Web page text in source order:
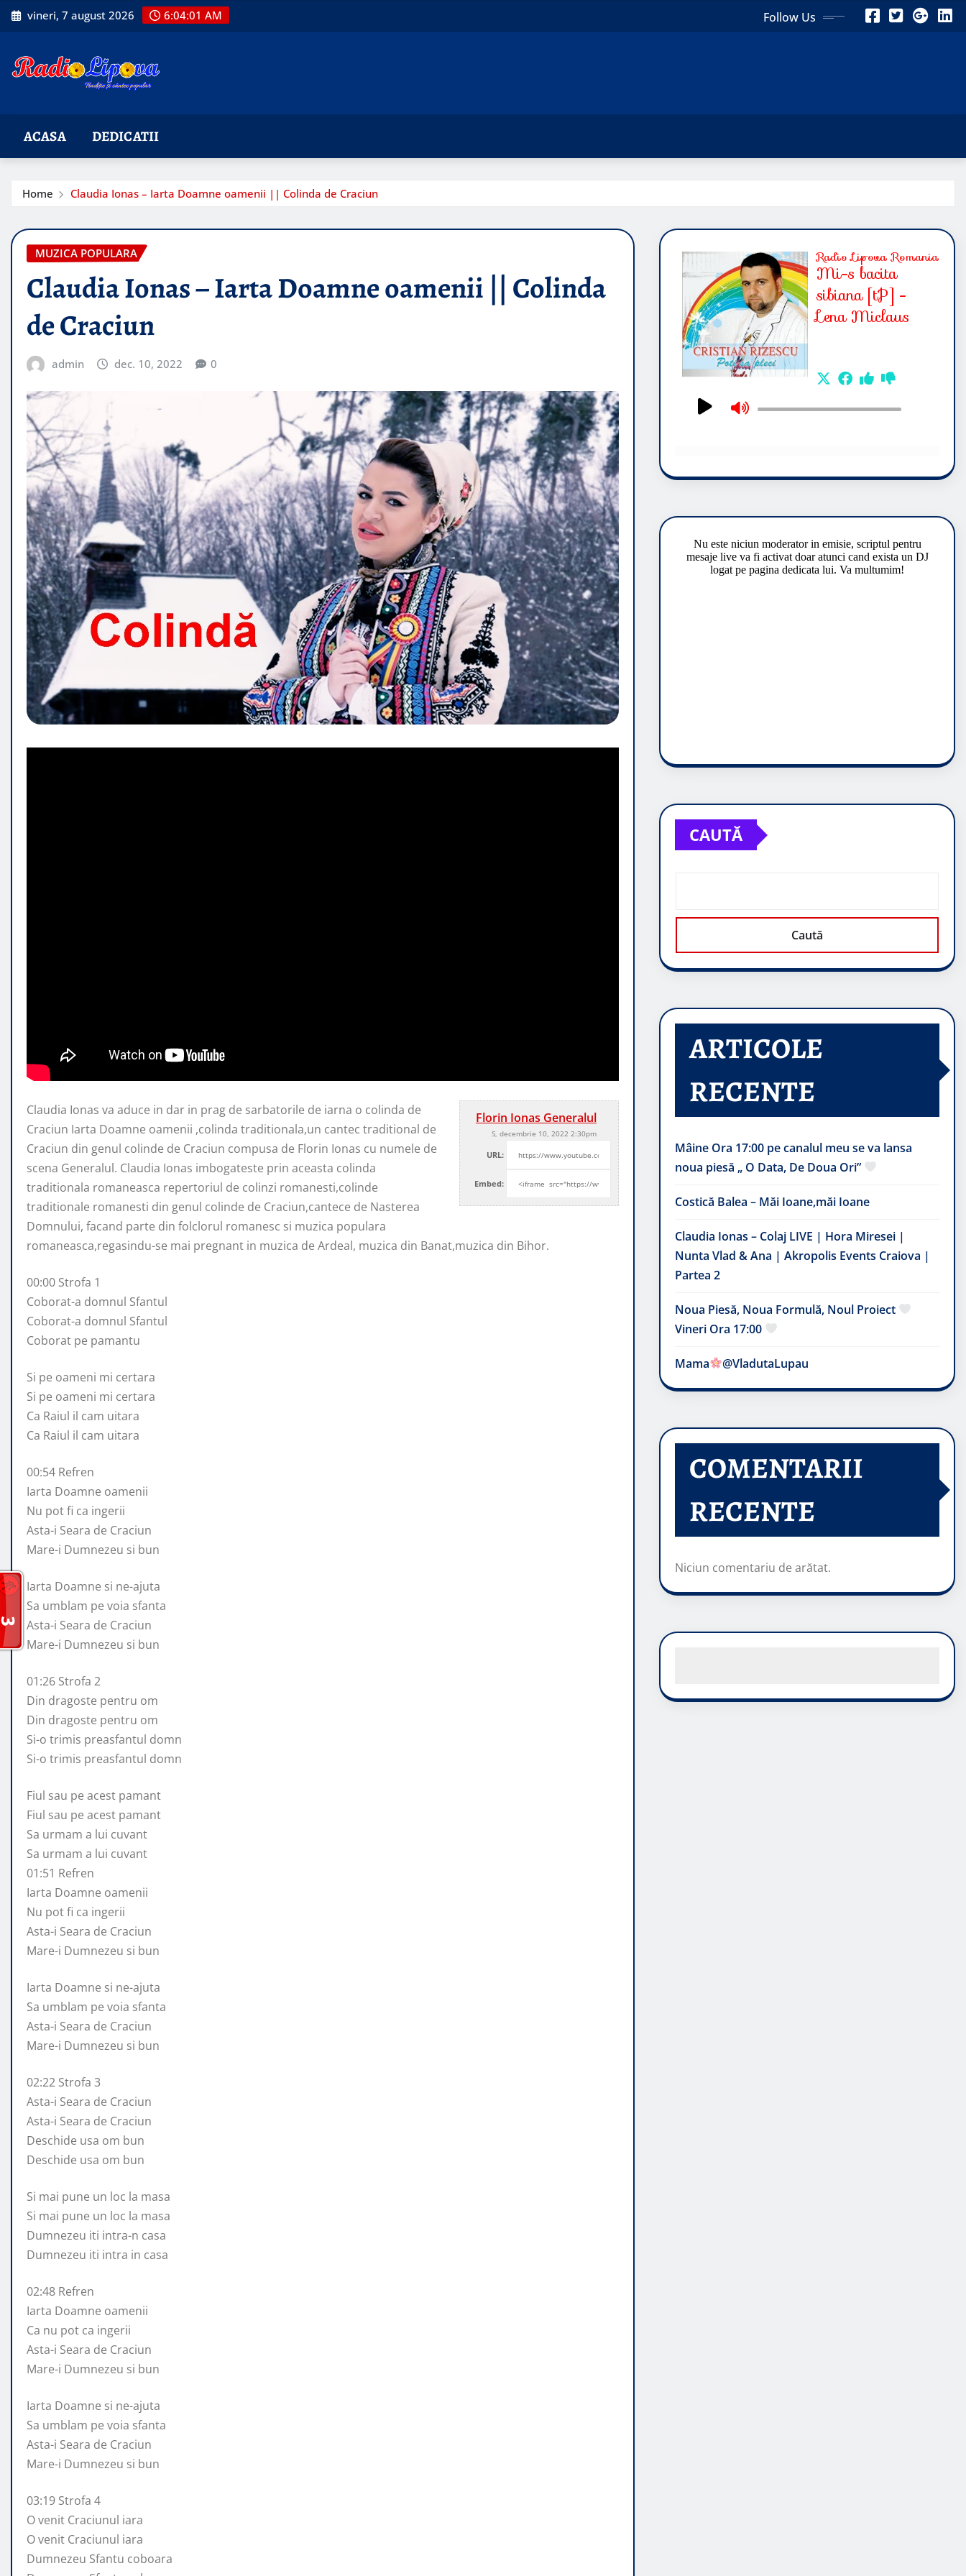
Skip
to
vineri, 7 august 2026 6:04:02 AM Follow Us
ACASA DEDICATII
Home Claudia Ionas – Iarta Doamne oamenii || Colinda de Craciun
MUZICA POPULARA
Claudia Ionas – Iarta Doamne oamenii || Colinda
de Craciun
admin dec. 10, 2022 0
Florin Ionas Generalul
S, decembrie 10, 2022 2:30pm
URL:
Embed:
Claudia Ionas va aduce in dar in prag de sarbatorile de iarna o colinda de
Craciun Iarta Doamne oamenii ,colinda traditionala,un cantec traditional de
Craciun din genul colinde de Craciun compusa de Florin Ionas cu numele de
scena Generalul. Claudia Ionas imbogateste prin aceasta colinda
traditionala romaneasca repertoriul de colinzi romanesti,colinde
traditionale romanesti din genul colinde de Craciun,cantece de Nasterea
Domnului, facand parte din folclorul romanesc si muzica populara
romaneasca,regasindu-se mai pregnant in muzica de Ardeal, muzica din Banat,muzica din Bihor.
00:00 Strofa 1
Coborat-a domnul Sfantul
Coborat-a domnul Sfantul
Coborat pe pamantu
Si pe oameni mi certara
Si pe oameni mi certara
Ca Raiul il cam uitara
Ca Raiul il cam uitara
00:54 Refren
Iarta Doamne oamenii
Nu pot fi ca ingerii
Asta-i Seara de Craciun
Mare-i Dumnezeu si bun
Iarta Doamne si ne-ajuta
Sa umblam pe voia sfanta
Asta-i Seara de Craciun
Mare-i Dumnezeu si bun
01:26 Strofa 2
Din dragoste pentru om
Din dragoste pentru om
Si-o trimis preasfantul domn
Si-o trimis preasfantul domn
Fiul sau pe acest pamant
Fiul sau pe acest pamant
Sa urmam a lui cuvant
Sa urmam a lui cuvant
01:51 Refren
Iarta Doamne oamenii
Nu pot fi ca ingerii
Asta-i Seara de Craciun
Mare-i Dumnezeu si bun
Iarta Doamne si ne-ajuta
Sa umblam pe voia sfanta
Asta-i Seara de Craciun
Mare-i Dumnezeu si bun
02:22 Strofa 3
Asta-i Seara de Craciun
Asta-i Seara de Craciun
Deschide usa om bun
Deschide usa om bun
Si mai pune un loc la masa
Si mai pune un loc la masa
Dumnezeu iti intra-n casa
Dumnezeu iti intra in casa
02:48 Refren
Iarta Doamne oamenii
Ca nu pot ca ingerii
Asta-i Seara de Craciun
Mare-i Dumnezeu si bun
Iarta Doamne si ne-ajuta
Sa umblam pe voia sfanta
Asta-i Seara de Craciun
Mare-i Dumnezeu si bun
03:19 Strofa 4
O venit Craciunul iara
O venit Craciunul iara
Dumnezeu Sfantu coboara
CAUTĂ
Caută
ARTICOLE
RECENTE
Mâine Ora 17:00 pe canalul meu se va lansa
noua piesă „ O Data, De Doua Ori”
Costică Balea – Măi Ioane,măi Ioane
Claudia Ionas – Colaj LIVE | Hora Miresei |
Nunta Vlad & Ana | Akropolis Events Craiova |
Partea 2
Noua Piesă, Noua Formulă, Noul Proiect
Vineri Ora 17:00
Mama @VladutaLupau
COMENTARII
RECENTE
Niciun comentariu de arătat.